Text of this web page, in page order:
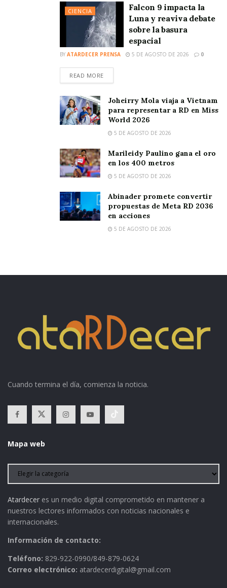
CIENCIA
Falcon 9 impacta la
Luna y reaviva debate
sobre la basura
espacial
BY ATARDECER PRENSA 5 DE AGOSTO DE 2026 0
READ MORE
Joheirry Mola viaja a Vietnam
para representar a RD en Miss
World 2026
5 DE AGOSTO DE 2026
Marileidy Paulino gana el oro
en los 400 metros
5 DE AGOSTO DE 2026
Abinader promete convertir
propuestas de Meta RD 2036
en acciones
5 DE AGOSTO DE 2026
Cuando termina el día, comienza la noticia.
Mapa web
Atardecer es un medio digital comprometido en mantener a
nuestros lectores informados con noticias nacionales e
internacionales.
Información de contacto:
Teléfono: 829-922-0990/849-879-0624
Correo electrónico: atardecerdigital@gmail.com